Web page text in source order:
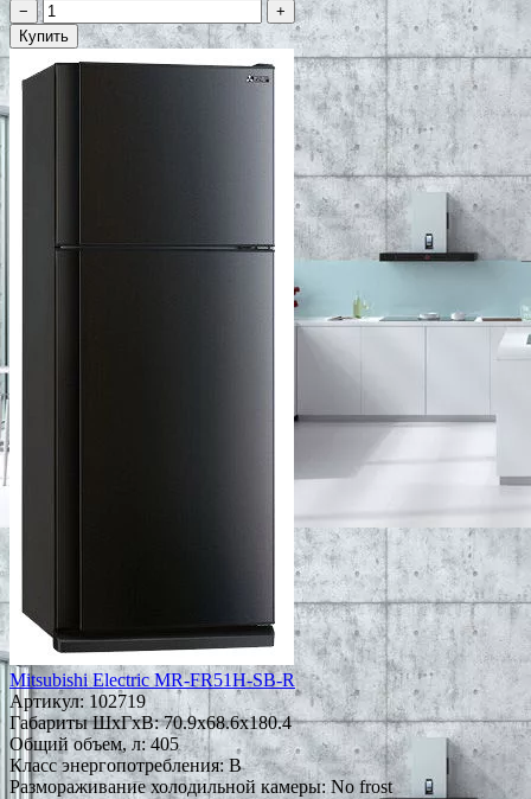
−
+
Купить
Mitsubishi Electric MR-FR51H-SB-R
Артикул: 102719
Габариты ШxГxВ: 70.9x68.6x180.4
Общий объем, л: 405
Класс энергопотребления: B
Размораживание холодильной камеры: No frost